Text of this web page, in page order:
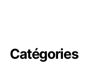
Catégories